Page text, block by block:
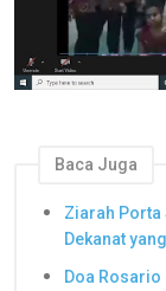
Baca Juga
Ziarah Porta
Dekanat
Doa Rosario